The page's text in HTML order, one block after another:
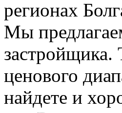
регионах
Мы
застройщика.
ценового
найдете и